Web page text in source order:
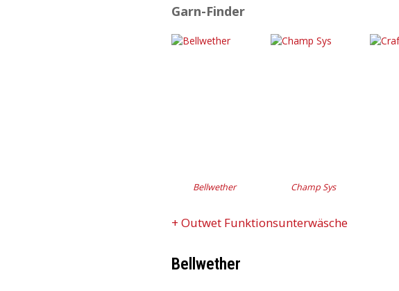
Garn-Finder
Bellwether Champ Sys
+ Outwet Funktionsunterwäsche
Bellwether